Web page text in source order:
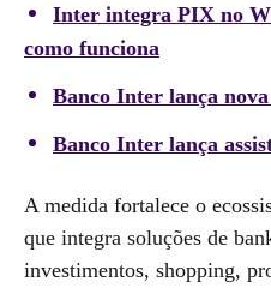
Inter integra PIX no
como funciona
Banco Inter lança
Banco Inter lança
A medida fortalece o
que integra soluções de
investimentos, shopping,